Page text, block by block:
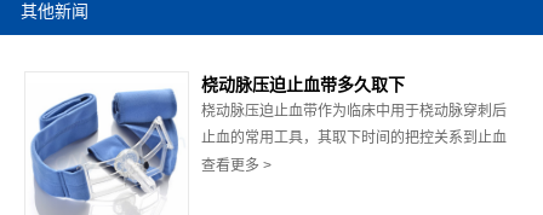
其他新闻
桡动脉压迫止血带多久取下
桡动脉压迫止血带作为临床中用于桡动脉穿刺后
止血的常用工具，其取下时间的把控关系到止血
效果与患者肢体安全。若取下过早，可能导致穿
查看更多 >